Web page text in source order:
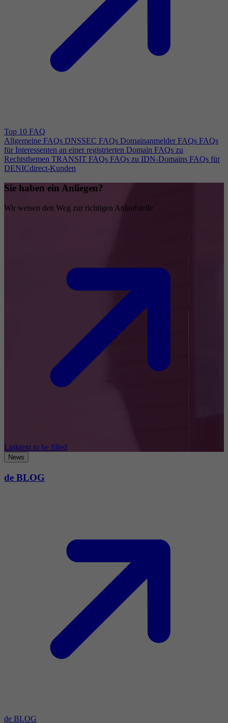
Top 10 FAQ
Allgemeine FAQs DNSSEC FAQs Domainanmelder FAQs FAQs
für Interessenten an einer registrierten Domain FAQs zu
Rechtsthemen TRANSIT FAQs FAQs zu IDN-Domains FAQs für
DENICdirect-Kunden
Sie haben ein Anliegen?
Wir weisen den Weg zur richtigen Anlaufstelle
Linktext to be filled
News
de BLOG
de BLOG